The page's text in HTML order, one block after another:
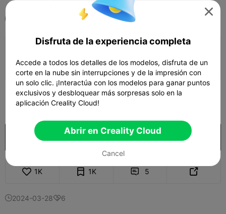
 15h 14m  3 plates  490.93g
100
Comprar
1K 1K  5 
2024-03-286

Disfruta de la experiencia completa
Accede a todos los detalles de los modelos, disfruta de un
corte en la nube sin interrupciones y de la impresión con
un solo clic. ¡Interactúa con los modelos para ganar puntos
exclusivos y desbloquear más sorpresas solo en la
aplicación Creality Cloud!
Abrir en Creality Cloud
Cancel